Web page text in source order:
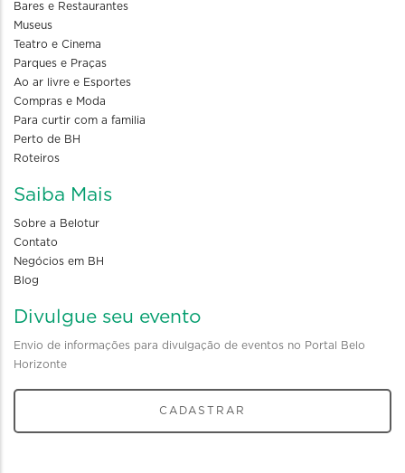
Bares e Restaurantes
Museus
Teatro e Cinema
Parques e Praças
Ao ar livre e Esportes
Compras e Moda
Para curtir com a familia
Perto de BH
Roteiros
Saiba Mais
Sobre a Belotur
Contato
Negócios em BH
Blog
Divulgue seu evento
Envio de informações para divulgação de eventos no Portal Belo
Horizonte
CADASTRAR